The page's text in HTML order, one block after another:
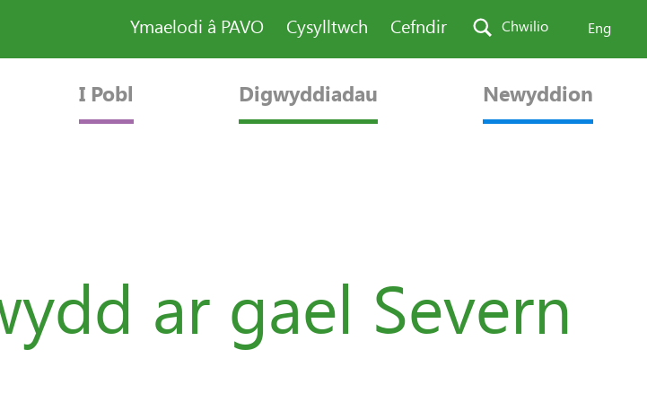
Ymaelodi â PAVO Cysylltwch Cefndir Chwilio Eng
I Pobl Digwyddiadau Newyddion
ar gael Severn